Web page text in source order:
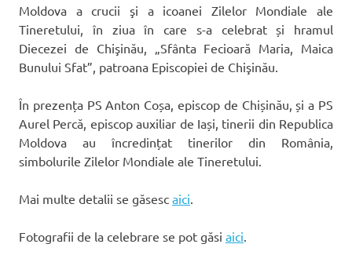
Moldova a crucii şi a icoanei Zilelor Mondiale ale
Tineretului, în ziua în care s-a celebrat și hramul
Diecezei de Chişinău, „Sfânta Fecioară Maria, Maica
Bunului Sfat”, patroana Episcopiei de Chişinău.
În prezența PS Anton Coșa, episcop de Chișinău, și a PS
Aurel Percă, episcop auxiliar de Iași, tinerii din Republica
Moldova au încredințat tinerilor din România,
simbolurile Zilelor Mondiale ale Tineretului.
Mai multe detalii se găsesc aici
Fotografii de la celebrare se pot găsi aici